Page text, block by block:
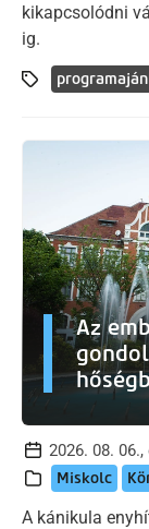
kikapcsolódni
ig.
Az
2026. 08.
Miskolc
A kánikula